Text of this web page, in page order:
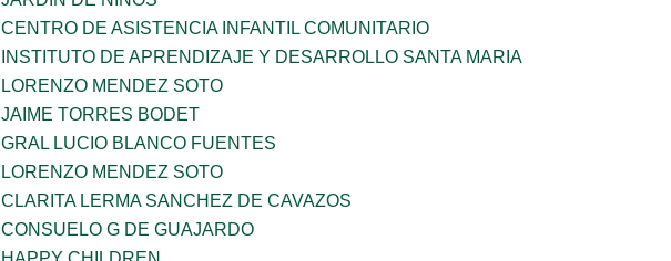
CENTRO DE ASISTENCIA INFANTIL COMUNITARIO
INSTITUTO DE APRENDIZAJE Y DESARROLLO SANTA MARIA
LORENZO MENDEZ SOTO
JAIME TORRES BODET
GRAL LUCIO BLANCO FUENTES
LORENZO MENDEZ SOTO
CLARITA LERMA SANCHEZ DE CAVAZOS
CONSUELO G DE GUAJARDO